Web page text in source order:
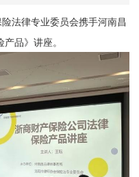
法律专业委员会携手河南昌
品》讲座。